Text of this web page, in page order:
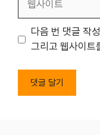
트
다음 번 댓글 작
그리고 웹사이트